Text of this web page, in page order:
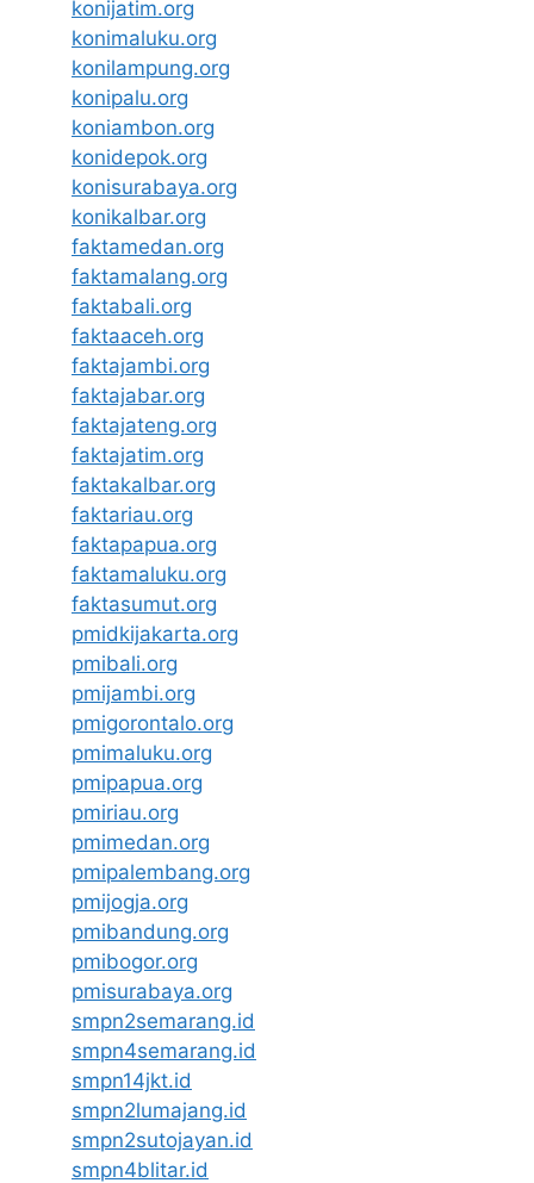
konijatim.org
konimaluku.org
konilampung.org
konipalu.org
koniambon.org
konidepok.org
konisurabaya.org
konikalbar.org
faktamedan.org
faktamalang.org
faktabali.org
faktaaceh.org
faktajambi.org
faktajabar.org
faktajateng.org
faktajatim.org
faktakalbar.org
faktariau.org
faktapapua.org
faktamaluku.org
faktasumut.org
pmidkijakarta.org
pmibali.org
pmijambi.org
pmigorontalo.org
pmimaluku.org
pmipapua.org
pmiriau.org
pmimedan.org
pmipalembang.org
pmijogja.org
pmibandung.org
pmibogor.org
pmisurabaya.org
smpn2semarang.id
smpn4semarang.id
smpn14jkt.id
smpn2lumajang.id
smpn2sutojayan.id
smpn4blitar.id